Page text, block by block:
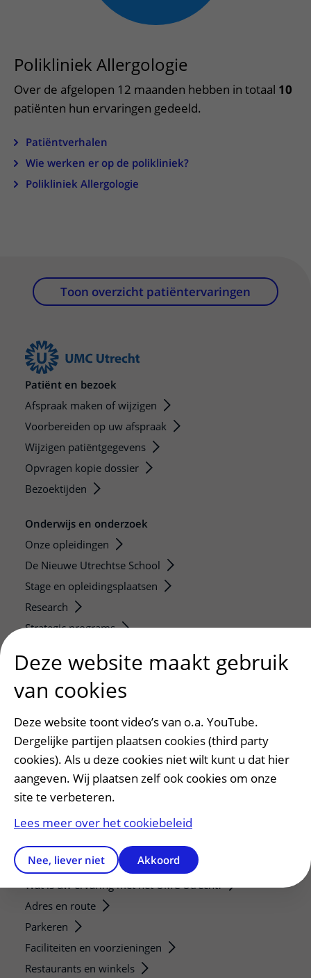
Onderzoeken en diagnostiek
Het Wilhelmina Kinderziekenhuis
Bezoektijden
Wijzigen patiëntgegevens
Mijn UMC Utrecht patiëntportaal
Faciliteiten en voorzieningen
Kwaliteit en veiligheid
Route naar het ziekenhuis
Wegwijs in het ziekenhuis
Contact met polikliniek
Contact met verpleegafdeling
Het Wilhelmina Kinderziekenhuis
Teleconsult aanvragen
Zorgverlenersportaal
Research
Onderwijs
Werken bij het UMC Utrecht
Polikliniek Allergologie
Over de afgelopen 12 maanden hebben in totaal 10
patiënten hun ervaringen gedeeld.
Patiëntverhalen
Wie werken er op de polikliniek?
Polikliniek Allergologie
Toon overzicht patiëntervaringen
Patiënt en bezoek
Afspraak maken of wijzigen
Voorbereiden op uw afspraak
Wijzigen patiëntgegevens
Opvragen kopie dossier
Bezoektijden
Onderwijs en onderzoek
Onze opleidingen
De Nieuwe Utrechtse School
Stage en opleidingsplaatsen
Research
Strategic programs
Researchers
Research technologies
Verwijzers
Mijn patiënt verwijzen
Teleconsult aanvragen
Diagnostiek aanvragen
Service, contact en faciliteiten
Contact
Wat is uw ervaring met het UMC Utrecht?
Adres en route
Parkeren
Faciliteiten en voorzieningen
Restaurants en winkels
Deze website maakt gebruik
van cookies
Deze website toont video’s van o.a. YouTube.
Dergelijke partijen plaatsen cookies (third party
cookies). Als u deze cookies niet wilt kunt u dat hier
aangeven. Wij plaatsen zelf ook cookies om onze
site te verbeteren.
Lees meer over het cookiebeleid
Nee, liever niet Akkoord